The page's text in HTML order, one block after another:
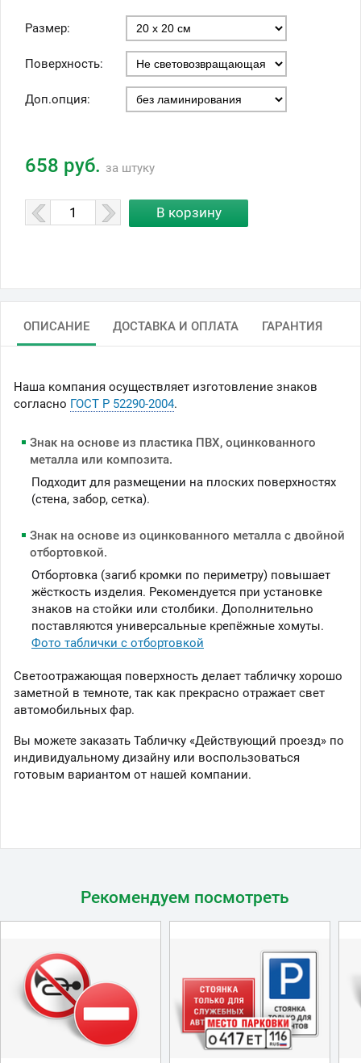
Размер:
Поверхность:
Доп.опция:
658 руб. за штуку
ОПИСАНИЕ ДОСТАВКА И ОПЛАТА ГАРАНТИЯ
Наша компания осуществляет изготовление знаков
согласно ГОСТ Р 52290-2004.
Знак на основе из пластика ПВХ, оцинкованного
металла или композита.
Подходит для размещении на плоских поверхностях
(стена, забор, сетка).
Знак на основе из оцинкованного металла с двойной
отбортовкой.
Отбортовка (загиб кромки по периметру) повышает
жёсткость изделия. Рекомендуется при установке
знаков на стойки или столбики. Дополнительно
поставляются универсальные крепёжные хомуты.
Фото таблички с отбортовкой
Светоотражающая поверхность делает табличку хорошо
заметной в темноте, так как прекрасно отражает свет
автомобильных фар.
Вы можете заказать Табличку «Действующий проезд» по
индивидуальному дизайну или воспользоваться
готовым вариантом от нашей компании.
Рекомендуем посмотреть